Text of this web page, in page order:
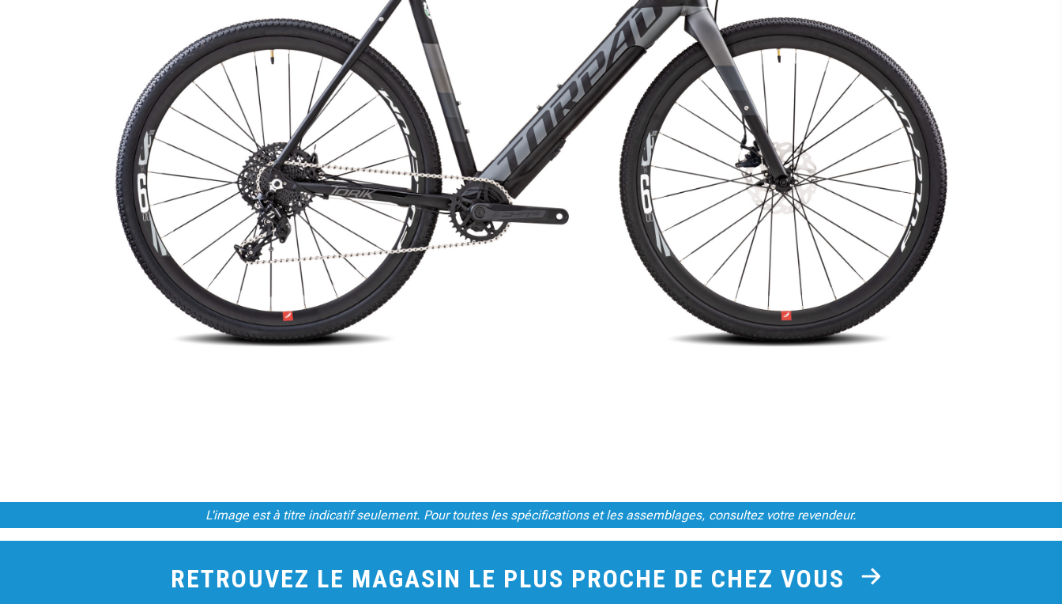
L'image est à titre indicatif seulement. Pour toutes les spécifications et les assemblages, consultez votre revendeur.
RETROUVEZ LE MAGASIN LE PLUS PROCHE DE CHEZ VOUS